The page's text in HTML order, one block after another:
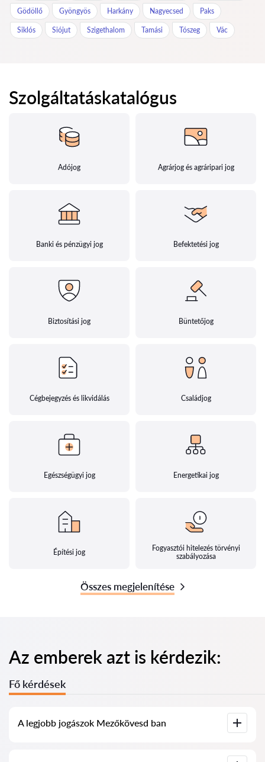
Gödöllő Gyöngyös Harkány Nagyecsed Paks
Siklós Siójut Szigethalom Tamási Tószeg Vác
Szolgáltatáskatalógus
Adójog Agrárjog és agráripari jog
Banki és pénzügyi jog Befektetési jog
Biztosítási jog Büntetőjog
Cégbejegyzés és likvidálás Családjog
Egészségügyi jog Energetikai jog
Építési jog
Fogyasztói hitelezés törvényi
szabályozása
Összes megjelenítése
Az emberek azt is kérdezik:
Fő kérdések
A legjobb jogászok Mezőkövesd ban